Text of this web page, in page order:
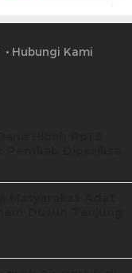
Hubungi Kami